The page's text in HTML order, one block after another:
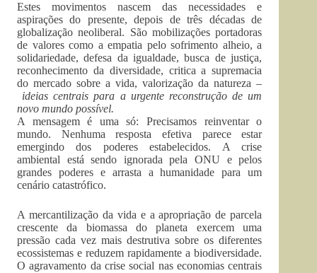
Estes movimentos nascem das necessidades e
aspirações do presente, depois de três décadas de
globalização neoliberal. São mobilizações portadoras
de valores como a empatia pelo sofrimento alheio, a
solidariedade, defesa da igualdade, busca de justiça,
reconhecimento da diversidade, critica a supremacia
do mercado sobre a vida, valorização da natureza –
ideias centrais para a urgente reconstrução de um
novo mundo possível.
A mensagem é uma só: Precisamos reinventar o
mundo. Nenhuma resposta efetiva parece estar
emergindo dos poderes estabelecidos. A crise
ambiental está sendo ignorada pela ONU e pelos
grandes poderes e arrasta a humanidade para um
cenário catastrófico.
A mercantilização da vida e a apropriação de parcela
crescente da biomassa do planeta exercem uma
pressão cada vez mais destrutiva sobre os diferentes
ecossistemas e reduzem rapidamente a biodiversidade.
O agravamento da crise social nas economias centrais